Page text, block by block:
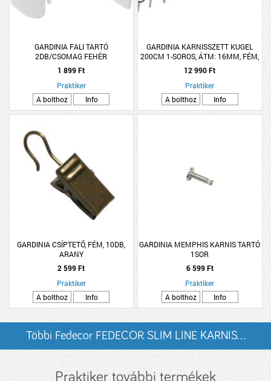
GARDINIA FALI TARTÓ
2DB/CSOMAG FEHÉR
1 899 Ft
Praktiker
A bolthoz
Info
GARDINIA KARNISSZETT KUGEL
200CM 1-SOROS, ÁTM: 16MM, FÉM,
ANTIK SÁRGARÉZ
12 990 Ft
Praktiker
A bolthoz
Info
GARDINIA CSÍPTETŐ, FÉM, 10DB,
ARANY
2 599 Ft
Praktiker
A bolthoz
Info
GARDINIA MEMPHIS KARNIS TARTÓ
1SOR
6 599 Ft
Praktiker
A bolthoz
Info
Többi Fedecor FEDECOR SLIM LINE KARNIS...
listázása
Praktiker további termékek